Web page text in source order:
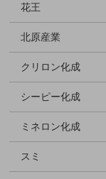
花王
北原産業
クリロン化成
シーピー化成
ミネロン化成
スミ